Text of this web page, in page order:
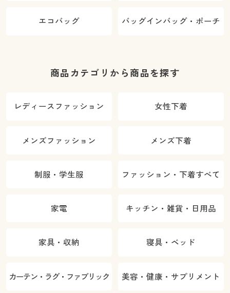
エコバッグ バッグインバッグ・ポーチ
商品カテゴリから商品を探す
レディースファッション 女性下着
メンズファッション メンズ下着
制服・学生服 ファッション・下着すべて
家電 キッチン・雑貨・日用品
家具・収納 寝具・ベッド
カーテン・ラグ・ファブリック 美容・健康・サプリメント